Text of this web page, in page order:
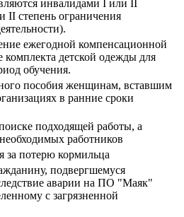
инвалидами I или II
степень ограничения
ежегодной компенсационной
детской одежды для
обучения.
пособия женщинам, вставшим
в ранние сроки
подходящей работы, а
работников
за потерю кормильца
подвергшемуся
аварии на ПО "Маяк"
с загрязненной